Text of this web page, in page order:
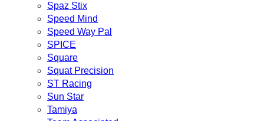
Spaz Stix
Speed Mind
Speed Way Pal
SPICE
Square
Squat Precision
ST Racing
Sun Star
Tamiya